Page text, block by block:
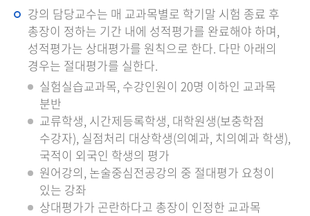
강의 담당교수는 매 교과목별로 학기말 시험 종료 후
총장이 정하는 기간 내에 성적평가를 완료해야 하며,
성적평가는 상대평가를 원칙으로 한다. 다만 아래의
경우는 절대평가를 실한다.
실험실습교과목, 수강인원이 20명 이하인 교과목
분반
교류학생, 시간제등록학생, 대학원생(보충학점
수강자), 실점처리 대상학생(의예과, 치의예과 학생),
국적이 외국인 학생의 평가
원어강의, 논술중심전공강의 중 절대평가 요청이
있는 강좌
상대평가가 곤란하다고 총장이 인정한 교과목